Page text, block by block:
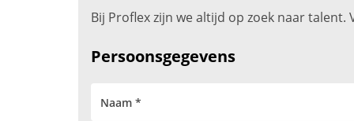
Bij Proflex zijn we altijd op zoek naar
Persoonsgegevens